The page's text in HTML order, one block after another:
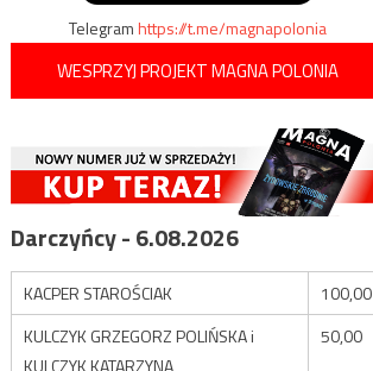
Telegramhttps://t.me/magnapolonia
WESPRZYJ PROJEKT MAGNA POLONIA
Darczyńcy - 6.08.2026
KACPER STAROŚCIAK
100,00
KULCZYK GRZEGORZ POLIŃSKA i
KULCZYK KATARZYNA
50,00